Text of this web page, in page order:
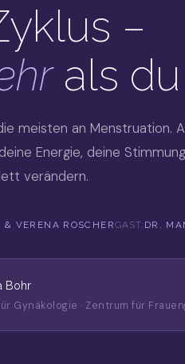
–
als du
meisten an Menstruation.
Energie, deine
verändern.
VERENA ROSCHERGAST: DR.
Bohr
Gynäkologie · Zentrum für